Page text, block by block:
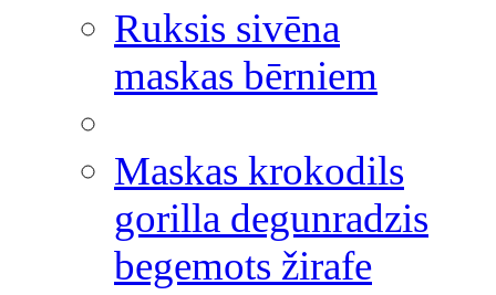
Ruksis sivēna
maskas bērniem
Maskas krokodils
gorilla degunradzis
begemots žirafe